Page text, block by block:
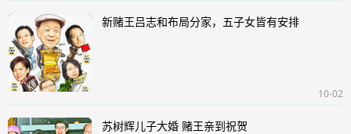
新赌王吕志和布局分家，五子女皆有安排
10-02
苏树辉儿子大婚 赌王亲到祝贺